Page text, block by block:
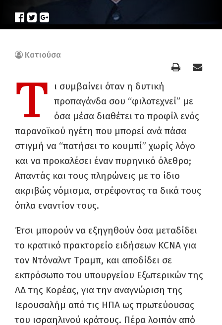
Κατιούσα
Τ
ι συμβαίνει όταν η δυτική
προπαγάνδα σου “φιλοτεχνεί” με
όσα μέσα διαθέτει το προφίλ ενός
παρανοϊκού ηγέτη που μπορεί ανά πάσα
στιγμή να “πατήσει το κουμπί” χωρίς λόγο
και να προκαλέσει έναν πυρηνικό όλεθρο;
Απαντάς και τους πληρώνεις με το ίδιο
ακριβώς νόμισμα, στρέφοντας τα δικά τους
όπλα εναντίον τους.
Έτσι μπορούν να εξηγηθούν όσα μεταδίδει
το κρατικό πρακτορείο ειδήσεων KCNA για
τον Ντόναλντ Τραμπ, και αποδίδει σε
εκπρόσωπο του υπουργείου Εξωτερικών της
ΛΔ της Κορέας, για την αναγνώριση της
Ιερουσαλήμ από τις ΗΠΑ ως πρωτεύουσας
του ισραηλινού κράτους. Πέρα λοιπόν από